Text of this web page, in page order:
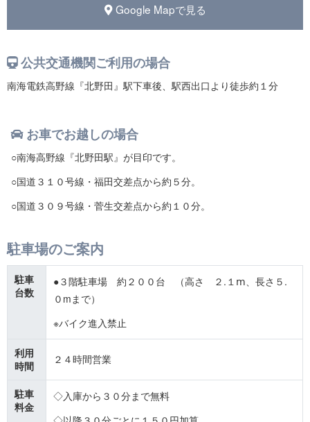
Google Mapで見る
公共交通機関ご利用の場合
南海電鉄高野線『北野田』駅下車後、駅西出口より徒歩約１分
お車でお越しの場合
○南海高野線『北野田駅』が目印です。
○国道３１０号線・福田交差点から約５分。
○国道３０９号線・菅生交差点から約１０分。
駐車場のご案内
駐車
台数
●３階駐車場 約２００台 （高さ ２.１ⅿ、長さ５.
０mまで）
※バイク進入禁止
利用
時間
２４時間営業
駐車
料金
◇入庫から３０分まで無料